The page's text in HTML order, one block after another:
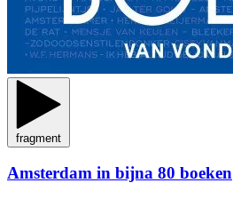
fragment
Amsterdam in bijna 80 boeken